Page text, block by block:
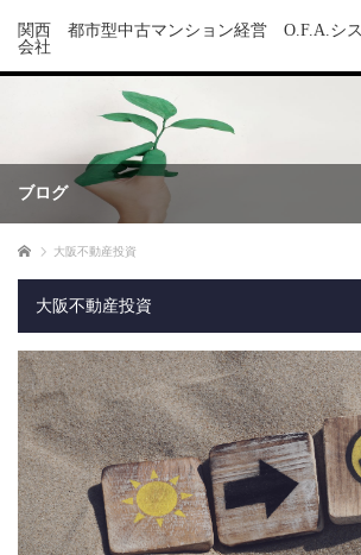
関西 都市型中古マンション経営 O.F.A.シ
会社
ブログ
ホーム 大阪不動産投資
大阪不動産投資